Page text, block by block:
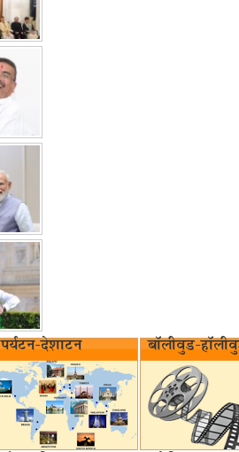
पर्यटन-देशाटन बॉलीवुड-